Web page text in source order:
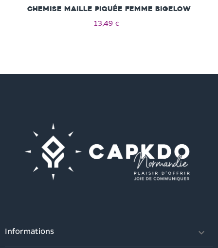
Chemise maille piquée femme Bigelow
13,49 €
Informations 